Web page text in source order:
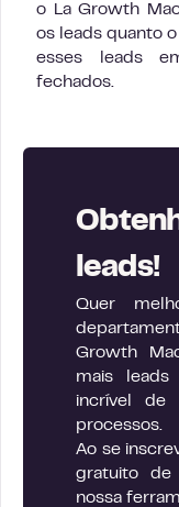
o La Growth
os leads quanto
esses leads
fechados.
leads!
Quer
Growth
mais leads
incrível de
processos.
Ao se
gratuito de
nossa